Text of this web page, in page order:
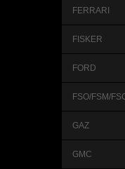
FERRARI
FISKER
FORD
FSO/FSM/
GAZ
GMC